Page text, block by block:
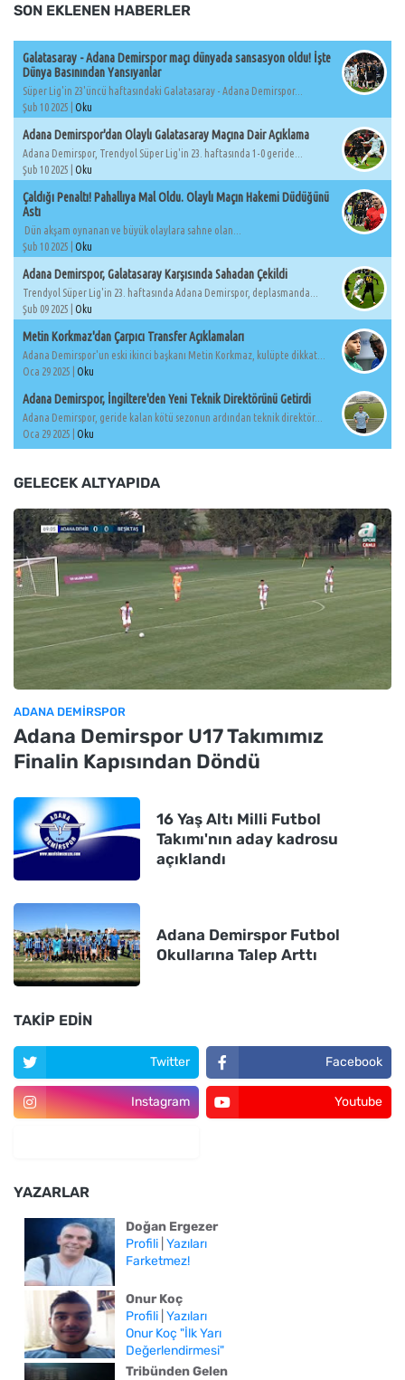
SON EKLENEN HABERLER
Galatasaray - Adana Demirspor maçı dünyada sansasyon oldu! İşte
Dünya Basınından Yansıyanlar
Süper Lig'in 23'üncü haftasındaki Galatasaray - Adana Demirspor...
Şub 10 2025 | Oku
Adana Demirspor'dan Olaylı Galatasaray Maçına Dair Açıklama
Adana Demirspor, Trendyol Süper Lig'in 23. haftasında 1-0 geride...
Şub 10 2025 | Oku
Çaldığı Penaltı! Pahallıya Mal Oldu. Olaylı Maçın Hakemi Düdüğünü
Astı
Dün akşam oynanan ve büyük olaylara sahne olan...
Şub 10 2025 | Oku
Adana Demirspor, Galatasaray Karşısında Sahadan Çekildi
Trendyol Süper Lig'in 23. haftasında Adana Demirspor, deplasmanda...
Şub 09 2025 | Oku
Metin Korkmaz'dan Çarpıcı Transfer Açıklamaları
Adana Demirspor'un eski ikinci başkanı Metin Korkmaz, kulüpte dikkat...
Oca 29 2025 | Oku
Adana Demirspor, İngiltere'den Yeni Teknik Direktörünü Getirdi
Adana Demirspor, geride kalan kötü sezonun ardından teknik direktör...
Oca 29 2025 | Oku
GELECEK ALTYAPIDA
ADANA DEMIRSPOR
Adana Demirspor U17 Takımımız
Finalin Kapısından Döndü
16 Yaş Altı Milli Futbol
Takımı'nın aday kadrosu
açıklandı
Adana Demirspor Futbol
Okullarına Talep Arttı
TAKIP EDIN
Twitter Facebook
Instagram Youtube
YAZARLAR
Doğan Ergezer
Profili Yazıları
Farketmez!
Onur Koç
Profili Yazıları
Onur Koç "İlk Yarı
Değerlendirmesi"
Tribünden Gelen